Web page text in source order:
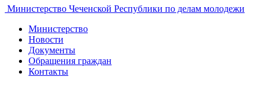
Министерство Чеченской Республики по делам молодежи
Министерство
Новости
Документы
Обращения граждан
Контакты